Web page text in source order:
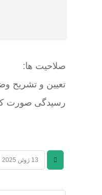
صلاحیت ها:
تعیین و تشریح
رسیدگی صورت
13 ژوئن 2025